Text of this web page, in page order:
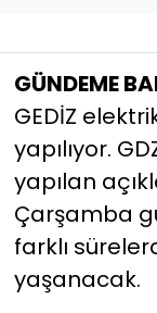
GÜNDEME
GEDİZ
yapılıyor.
yapılan
Çarşamba
farklı
yaşanacak.
Yaşam
YEREL
YEREL